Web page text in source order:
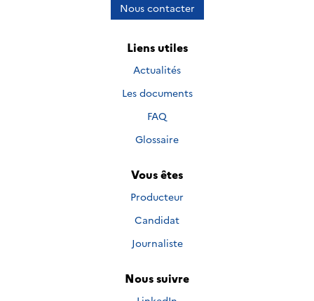
Nous contacter
Liens utiles
Actualités
Les documents
FAQ
Glossaire
Vous êtes
Producteur
Candidat
Journaliste
Nous suivre